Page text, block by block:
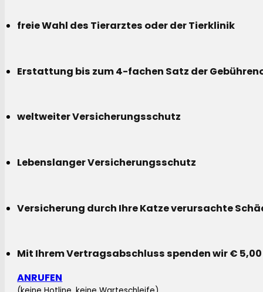
freie Wahl des Tierarztes oder der Tierklinik
Erstattung bis zum 4-fachen Satz der
weltweiter Versicherungsschutz
Lebenslanger Versicherungsschutz
Versicherung durch Ihre Katze verursachte
Mit Ihrem Vertragsabschluss spenden wir €
ANRUFEN